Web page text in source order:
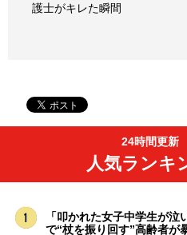
護士がキレた瞬間
24時間更新
人気ランキ
「叩かれた女子中学生が泣
で“杖を振り回す”高齢者が